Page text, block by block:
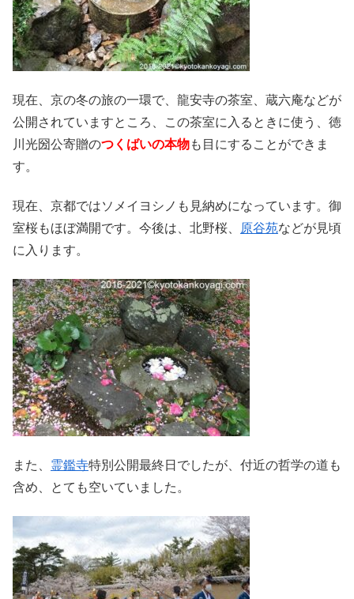
現在、京の冬の旅の一環で、龍安寺の茶室、蔵六庵などが
公開されていますところ、この茶室に入るときに使う、徳
川光圀公寄贈のつくばいの本物も目にすることができま
す。
現在、京都ではソメイヨシノも見納めになっています。御
室桜もほぼ満開です。今後は、北野桜、
原谷苑などが見頃
に入ります。
また、 霊鑑寺特別公開最終日でしたが、付近の哲学の道も
含め、とても空いていました。